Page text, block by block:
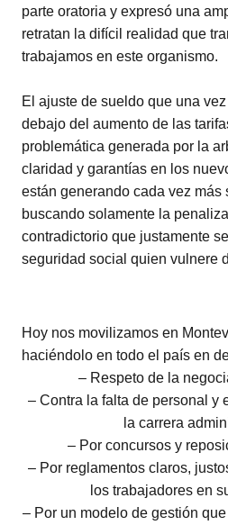
parte oratoria y expresó una
retratan la difícil realidad que
trabajamos en este organismo.
El ajuste de sueldo que una
debajo del aumento de las
problemática generada por la
claridad y garantías en los
están generando cada vez más
buscando solamente la
contradictorio que justamente
seguridad social quien vulnere
Hoy nos movilizamos en
haciéndolo en todo el país en
– Respeto de la
– Contra la falta de personal y
la carrera
– Por concursos y
– Por reglamentos claros,
los trabajadores en
– Por un modelo de gestión